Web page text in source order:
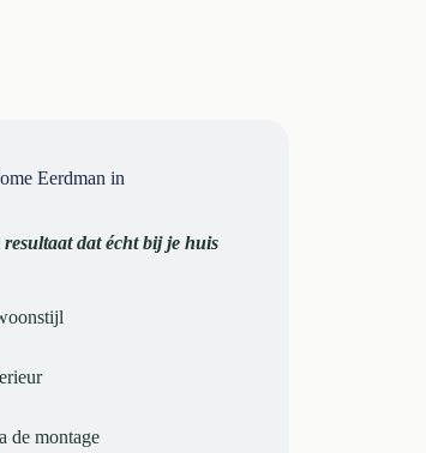
Eerdman in
dat écht bij je huis
de montage